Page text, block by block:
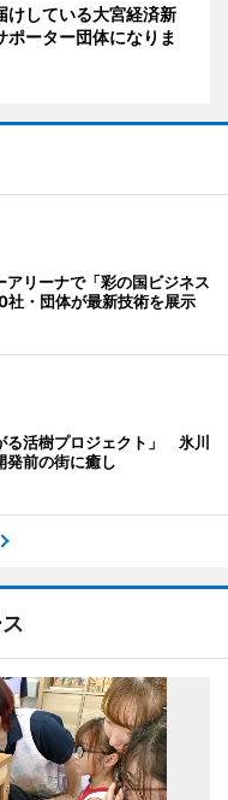
けしている大宮経済新
ーター団体になりま
アリーナで「彩の国ビジネス
・団体が最新技術を展示
る活樹プロジェクト」 氷川
発前の街に癒し